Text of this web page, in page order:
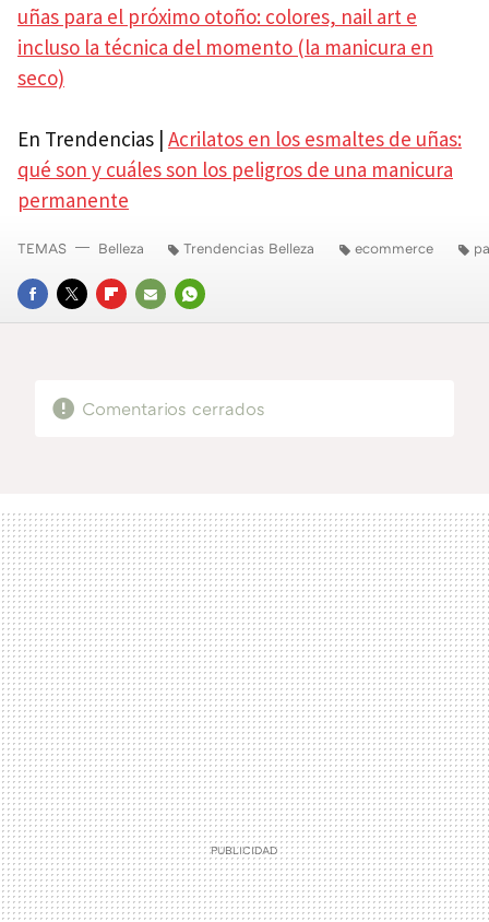
uñas para el próximo otoño: colores, nail art e
incluso la técnica del momento (la manicura en
seco)
En Trendencias | Acrilatos en los esmaltes de uñas:
qué son y cuáles son los peligros de una manicura
permanente
FACEBOOK
TWITTERFLIPBOARD
E-
WHATSAPP
TEMAS Belleza Trendencias Belleza ecommerce
Comentarios cerrados